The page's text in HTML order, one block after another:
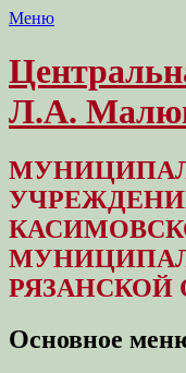
Меню
Л.А.
РЯЗАНСКОЙ
Основное